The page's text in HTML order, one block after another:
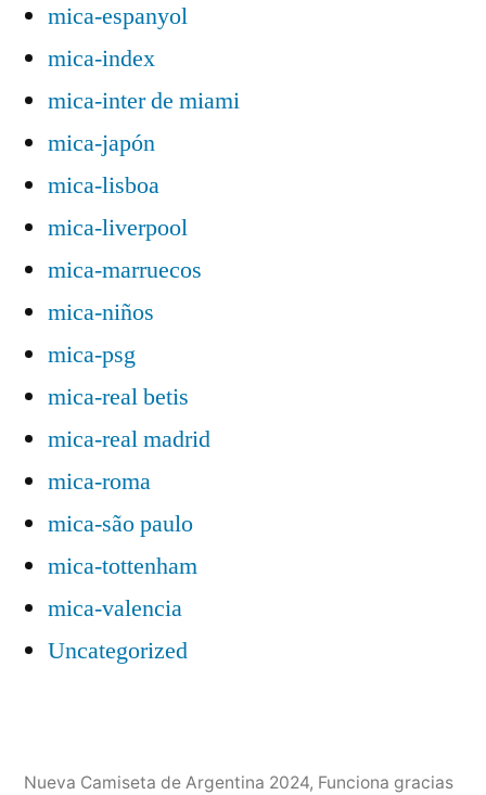
mica-espanyol
mica-index
mica-inter de miami
mica-japón
mica-lisboa
mica-liverpool
mica-marruecos
mica-niños
mica-psg
mica-real betis
mica-real madrid
mica-roma
mica-são paulo
mica-tottenham
mica-valencia
Uncategorized
Nueva Camiseta de Argentina 2024, Funciona gracias